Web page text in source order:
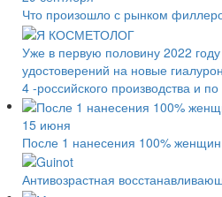
Что произошло с рынком
Уже в первую половину 2022
удостоверений на новые
4 -российского производства и
15 июня
После 1 нанесения 100% женщин
Антивозрастная